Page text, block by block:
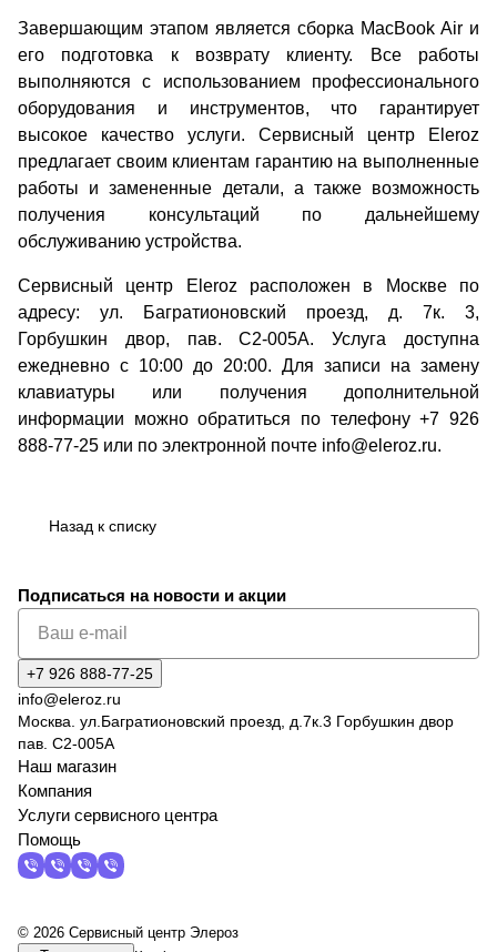
Завершающим этапом является сборка MacBook Air и
его подготовка к возврату клиенту. Все работы
выполняются с использованием профессионального
оборудования и инструментов, что гарантирует
высокое качество услуги. Сервисный центр Eleroz
предлагает своим клиентам гарантию на выполненные
работы и замененные детали, а также возможность
получения консультаций по дальнейшему
обслуживанию устройства.
Сервисный центр Eleroz расположен в Москве по
адресу: ул. Багратионовский проезд, д. 7к. 3,
Горбушкин двор, пав. C2-005A. Услуга доступна
ежедневно с 10:00 до 20:00. Для записи на замену
клавиатуры или получения дополнительной
информации можно обратиться по телефону +7 926
888-77-25 или по электронной почте info@eleroz.ru.
Назад к списку
Подписаться на новости и акции
+7 926 888-77-25
info@eleroz.ru
Москва. ул.Багратионовский проезд, д.7к.3 Горбушкин двор
пав. C2-005A
Наш магазин
Компания
Услуги сервисного центра
Помощь
© 2026 Сервисный центр Элероз